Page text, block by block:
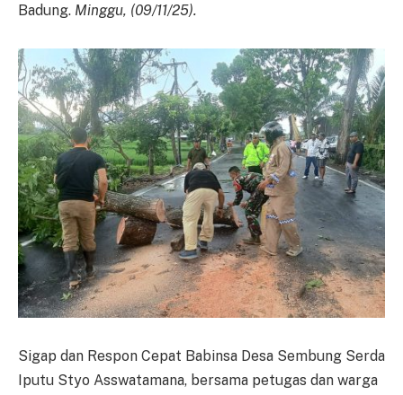
Badung. Minggu, (09/11/25).
Sigap dan Respon Cepat Babinsa Desa Sembung Serda
Iputu Styo Asswatamana, bersama petugas dan warga